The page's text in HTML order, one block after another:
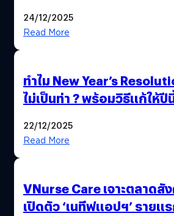
24/12/2025
Read More
ทำไม New Year’s
ไม่เป็นท่า ? พร้อมวิธีแก้ให้ปี
22/12/2025
Read More
VNurse Care เจาะตลาดสั
เปิดตัว ‘เนทีฟแอปฯ’ รายแ